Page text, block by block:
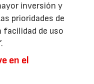
inversión y
prioridades de
facilidad de uso
en el